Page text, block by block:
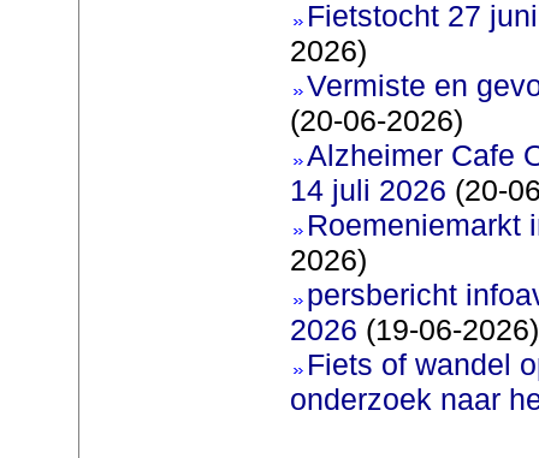
Fietstocht 27
2026)
Vermiste en
(20-06-2026)
Alzheimer Cafe
14 juli 2026 (20-
Roemeniemarkt
2026)
persbericht
2026 (19-06-2026)
Fiets of wandel
onderzoek naar